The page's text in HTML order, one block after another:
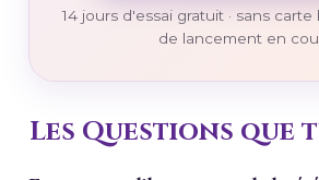
14 jours d'essai gratuit · sans carte
de lancement en
Les Questions que